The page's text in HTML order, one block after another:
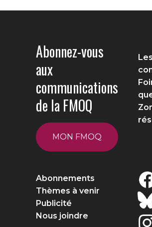
Abonnez-vous
aux
communications
de la FMOQ
MON FMOQ
Les
Abonnements
Thèmes à venir
Publicité
Nous joindre